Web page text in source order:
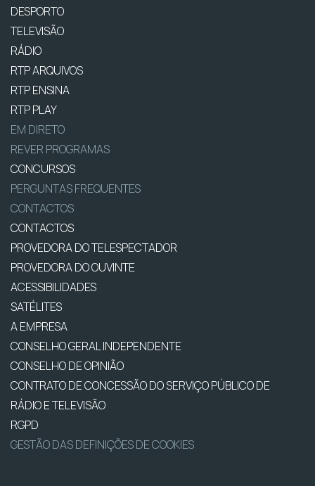
DESPORTO
TELEVISÃO
RÁDIO
RTP ARQUIVOS
RTP ENSINA
RTP PLAY
EM DIRETO
REVER PROGRAMAS
CONCURSOS
PERGUNTAS FREQUENTES
CONTACTOS
CONTACTOS
PROVEDORA DO TELESPECTADOR
PROVEDORA DO OUVINTE
ACESSIBILIDADES
SATÉLITES
A EMPRESA
CONSELHO GERAL INDEPENDENTE
CONSELHO DE OPINIÃO
CONTRATO DE CONCESSÃO DO SERVIÇO PÚBLICO DE
RÁDIO E TELEVISÃO
RGPD
GESTÃO DAS DEFINIÇÕES DE COOKIES